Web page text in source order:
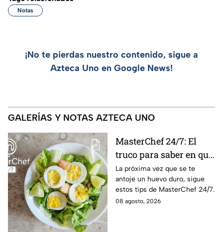
Notas
¡No te pierdas nuestro contenido, sigue a
Azteca Uno en Google News!
GALERÍAS Y NOTAS AZTECA UNO
MasterChef 24/7: El
truco para saber en qué
momento está listo un
huevo cocido
La próxima vez que se te
antoje un huevo duro, sigue
estos tips de MasterChef 24/7.
08 agosto, 2026